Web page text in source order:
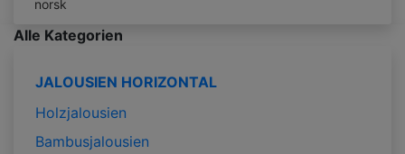
norsk
Alle Kategorien
JALOUSIEN HORIZONTAL
Holzjalousien
Bambusjalousien